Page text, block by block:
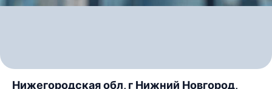
Нижегородская обл, г Нижний Новгород,